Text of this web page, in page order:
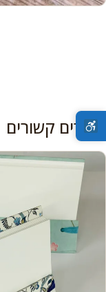
מוצרים קשורים